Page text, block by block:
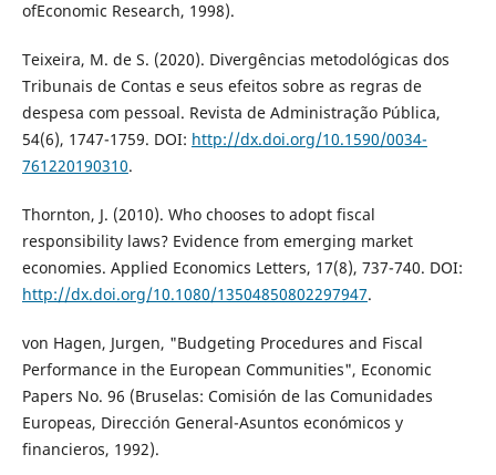
ofEconomic Research, 1998).
Teixeira, M. de S. (2020). Divergências metodológicas dos
Tribunais de Contas e seus efeitos sobre as regras de
despesa com pessoal. Revista de Administração Pública,
54(6), 1747-1759. DOI: http://dx.doi.org/10.1590/0034-
761220190310.
Thornton, J. (2010). Who chooses to adopt fiscal
responsibility laws? Evidence from emerging market
economies. Applied Economics Letters, 17(8), 737-740. DOI:
http://dx.doi.org/10.1080/13504850802297947.
von Hagen, Jurgen, "Budgeting Procedures and Fiscal
Performance in the European Communities", Economic
Papers No. 96 (Bruselas: Comisión de las Comunidades
Europeas, Dirección General-Asuntos económicos y
financieros, 1992).